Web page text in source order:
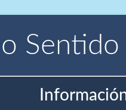
Sentido